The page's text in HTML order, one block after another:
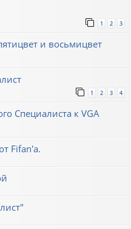
1 2 3
и восьмицвет
1 2 3 4
Специалиста к VGA
Fifan'a.